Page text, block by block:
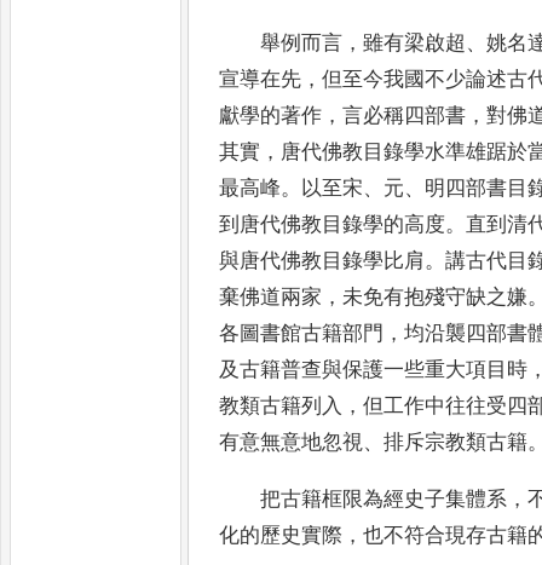
舉例而言 ，雖有梁啟超 、姚名
宣導在先 ，但至今我國不少論述古
獻學的著作 ，言必稱四部書 ，對佛
其實 ， 唐代佛教目錄學水準雄踞於
最高峰。 以至宋、 元、 明四部書目
到唐代佛教目錄學的高度。 直到清
與唐代佛教目錄學比肩。講古代目
棄佛道兩家 ，未免有抱殘守缺之嫌
各圖書館古籍部門 ，均沿襲四部書
及古籍普查與保護一些重大項目時
教類古籍列入 ，但工作中往往受四
有意無意地忽視、排斥宗教類古籍
把古籍框限為經史子集體系 ，
化的歷史實際 ，也不符合現存古籍